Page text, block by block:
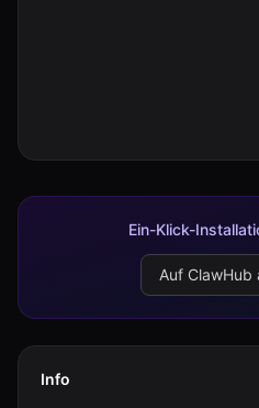
Ein-Klick-
Auf ClawHub
Info